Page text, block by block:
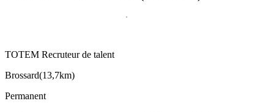
TOTEM Recruteur de talent
Brossard(13,7km)
Permanent